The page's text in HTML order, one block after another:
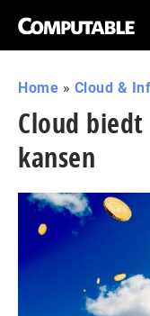
Home » Cloud &
Cloud
kansen